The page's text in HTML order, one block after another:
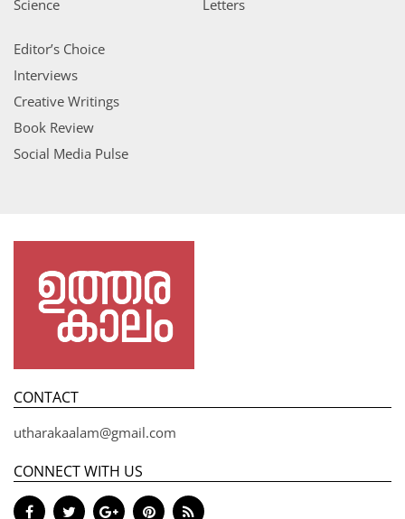
Science
Letters
Editor’s Choice
Interviews
Creative Writings
Book Review
Social Media Pulse
CONTACT
utharakaalam@gmail.com
CONNECT WITH US